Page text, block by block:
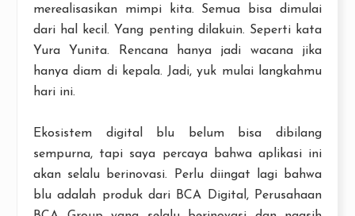
merealisasikan mimpi kita. Semua bisa dimulai
dari hal kecil. Yang penting dilakuin. Seperti kata
Yura Yunita. Rencana hanya jadi wacana jika
hanya diam di kepala. Jadi, yuk mulai langkahmu
hari ini.
Ekosistem digital blu belum bisa dibilang
sempurna, tapi saya percaya bahwa aplikasi ini
akan selalu berinovasi. Perlu diingat lagi bahwa
blu adalah produk dari BCA Digital, Perusahaan